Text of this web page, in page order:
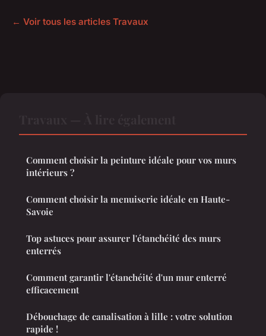
← Voir tous les articles Travaux
Comment choisir la peinture idéale pour vos murs
intérieurs ?
Comment choisir la menuiserie idéale en Haute-
Savoie
Top astuces pour assurer l'étanchéité des murs
enterrés
Comment garantir l'étanchéité d'un mur enterré
efficacement
Débouchage de canalisation à lille : votre solution
rapide !